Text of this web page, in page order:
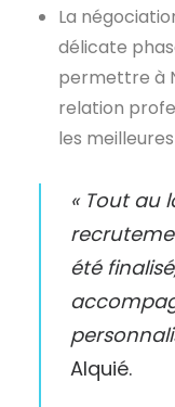
La
délicate
permettre à
relation
les
« Tout au
été
Alquié.